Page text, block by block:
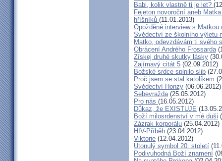
Babi, kolik vlastně ti je let?
Fejeton novoroční aneb
hříšníků (11.01.2013)
Opožděné interview s
Svědectví ze školního výletu
Matko, odevzdávám ti svého
Obrácení Andrého Frossarda
Získej druhé skutky lásky
Zajímavý citát 5 (02.09.2012)
Božské srdce splnilo slib
Proč jsem se stal katolíkem
Svědectví Honzy (06.06.2012)
Sebevražda(25.05.2012)
Pro nás (16.05.2012)
Důkaz, že EXISTUJE
Boží milosrdenství v mé duši
Zázrak korporálu (25.04.2012)
HIV-Příběh (23.04.2012)
Viktorie (12.04.2012)
Utonulý symbol 20. století
Podivuhodná Boží znamení